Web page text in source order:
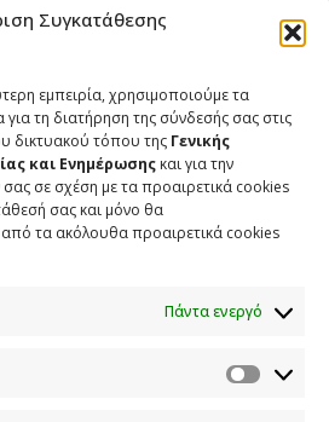
Συγκατάθεσης
εμπειρία, χρησιμοποιούμε τα
για τη διατήρηση της σύνδεσής σας στις
δικτυακού τόπου της Γενικής
και Ενημέρωσης και για την
σε σχέση με τα προαιρετικά cookies
σας και μόνο θα
τα ακόλουθα προαιρετικά cookies
Πάντα ενεργό
Πάντου